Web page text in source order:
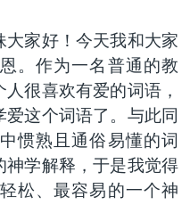
家好！今天我和大家
。作为一名普通的教
很喜欢有爱的词语，
这个词语了。与此同
惯熟且通俗易懂的词
神学解释，于是我觉得
松、最容易的一个神